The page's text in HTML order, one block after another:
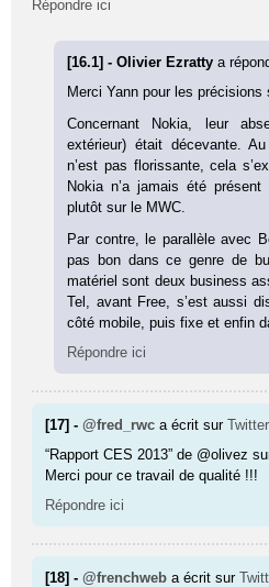
Répondre ici
[16.1] - Olivier Ezrattya
Merci Yann pour les précisions
Concernant Nokia, leur
extérieur) était décevante.
n’est pas florissante, cela
Nokia n’a jamais été
plutôt sur le MWC.
Par contre, le parallèle avec
pas bon dans ce genre de
matériel sont deux business
Tel, avant Free, s’est aussi
côté mobile, puis fixe et enfin
Répondre ici
[17] -@fred_rwc a écrit surTwitter
“Rapport CES 2013” de @olivez
Merci pour ce travail de qualité !!!
Répondre ici
[18] -@frenchweb a écrit sur